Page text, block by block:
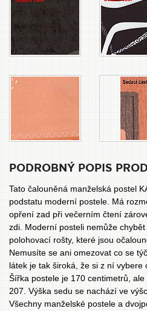
PODROBNÝ POPIS
Tato čalouněná manželská postel
podstatu moderní postele. Má
opření zad při večerním čtení
zdi. Moderní posteli nemůže
polohovací rošty, které jsou
Nemusíte se ani omezovat co se
látek je tak široká, že si z ní vybere
Šířka postele je 170 centimetrů,
207. Výška sedu se nachází ve
Všechny manželské postele a